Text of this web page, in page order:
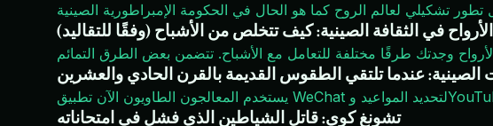
في الثقافة الصينية: كيف تتخلص من الأشباح (وفقًا للتقاليد)
عندما تلتقي الطقوس القديمة بالقرن الحادي والعشرين
تشونغ كوي: قاتل الشياطين الذي فشل في امتحاناته